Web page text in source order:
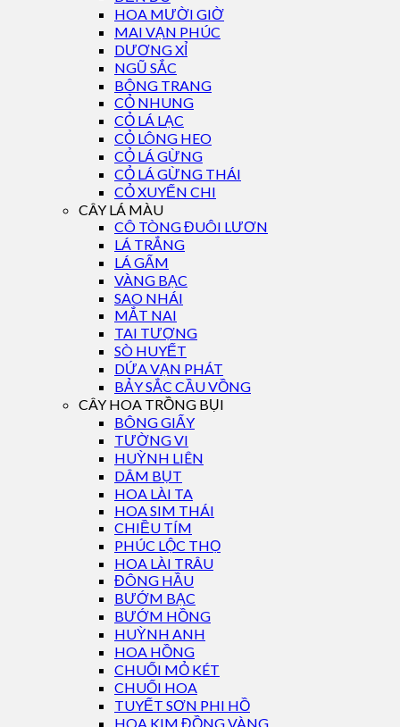
HOA MƯỜI GIỜ
MAI VẠN PHÚC
DƯƠNG XỈ
NGŨ SẮC
BÔNG TRANG
CỎ NHUNG
CỎ LÁ LẠC
CỎ LÔNG HEO
CỎ LÁ GỪNG
CỎ LÁ GỪNG THÁI
CỎ XUYẾN CHI
CÂY LÁ MÀU
CÔ TÒNG ĐUÔI LƯƠN
LÁ TRẮNG
LÁ GẤM
VÀNG BẠC
SAO NHÁI
MẮT NAI
TAI TƯỢNG
SÒ HUYẾT
DỨA VẠN PHÁT
BẢY SẮC CẦU VỒNG
CÂY HOA TRỒNG BỤI
BÔNG GIẤY
TƯỜNG VI
HUỲNH LIÊN
DÂM BỤT
HOA LÀI TA
HOA SIM THÁI
CHIỀU TÍM
PHÚC LỘC THỌ
HOA LÀI TRÂU
ĐÔNG HẦU
BƯỚM BẠC
BƯỚM HỒNG
HUỲNH ANH
HOA HỒNG
CHUỐI MỎ KÉT
CHUỐI HOA
TUYẾT SƠN PHI HỒ
HOA KIM ĐỒNG VÀNG